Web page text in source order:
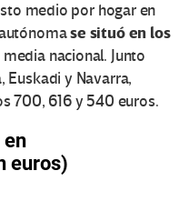
medio por hogar en
se situó en los
nacional. Junto
Euskadi y Navarra,
700, 616 y 540 euros.